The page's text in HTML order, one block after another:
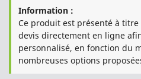
Information :
Ce produit est présenté à
devis directement en ligne
personnalisé, en fonction du
nombreuses options